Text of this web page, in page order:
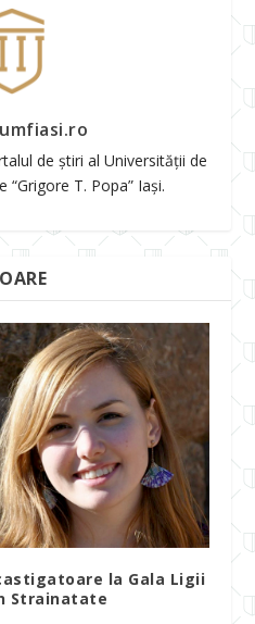
de știri al Universității de
“Grigore T. Popa” Iași.
la Gala Ligii
Strainatate